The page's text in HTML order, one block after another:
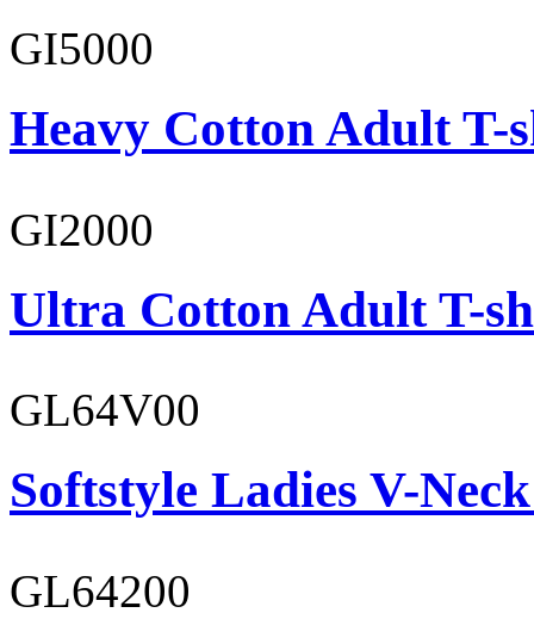
GI5000
Heavy Cotton Adult T-
GI2000
Ultra Cotton Adult T-
GL64V00
Softstyle Ladies V-
GL64200